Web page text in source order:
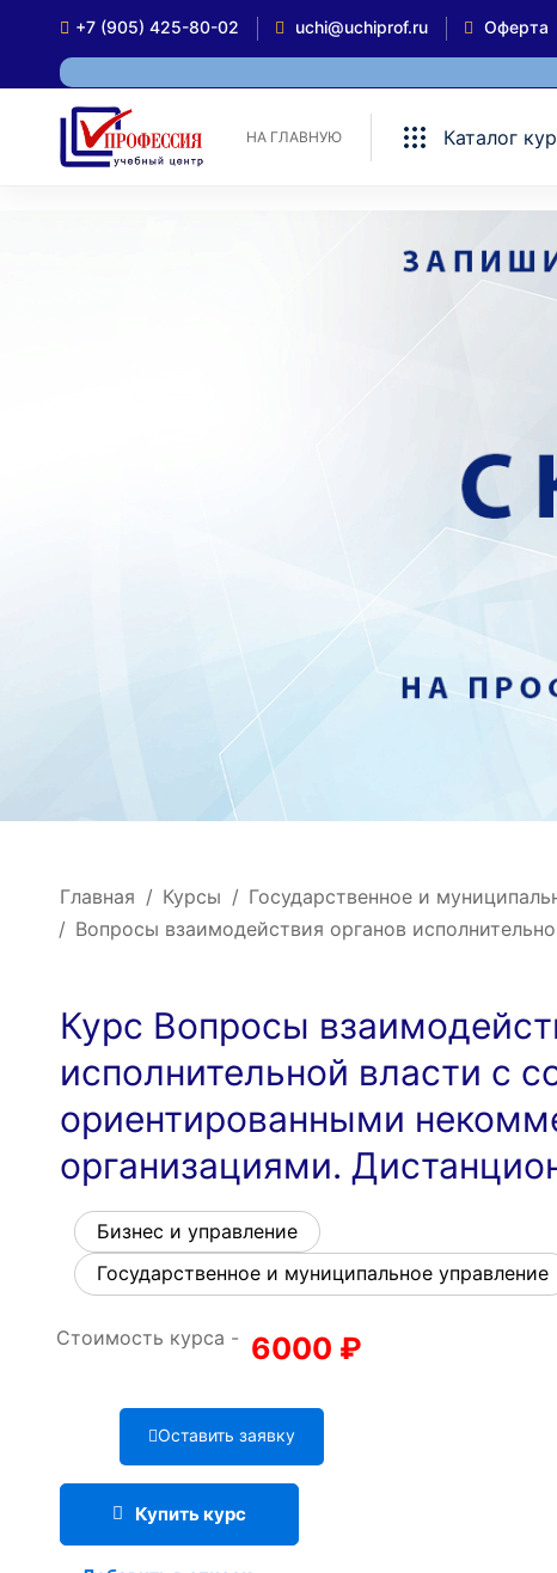
+7 (905) 425-80-02 uchi@uchiprof.ru Оферта
НА ГЛАВНУЮ Каталог
Главная Курсы
Государственное и
Вопросы взаимодействия органов
Курс Вопросы
исполнительной власти с
ориентированными
организациями.
Бизнес и управление
Государственное и муниципальное управление
Стоимость курса - 6000 ₽
Оставить заявку
Купить курс